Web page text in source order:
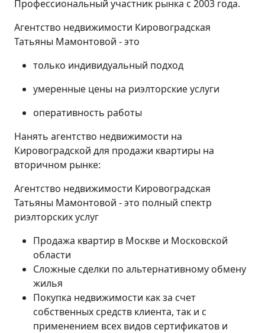
Профессиональный участник рынка с 2003 года.
Агентство недвижимости Кировоградская
Татьяны Мамонтовой - это
только индивидуальный подход
умеренные цены на риэлторские услуги
оперативность работы
Нанять агентство недвижимости на
Кировоградской для продажи квартиры на
вторичном рынке:
Агентство недвижимости Кировоградская
Татьяны Мамонтовой - это полный спектр
риэлторских услуг
Продажа квартир в Москве и Московской
области
Сложные сделки по альтернативному обмену
жилья
Покупка недвижимости как за счет
собственных средств клиента, так и с
применением всех видов сертификатов и